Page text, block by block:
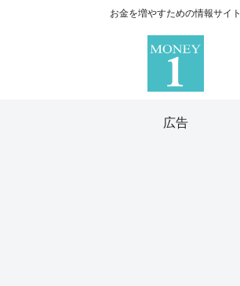
お金を増やすための情報サイト
広告